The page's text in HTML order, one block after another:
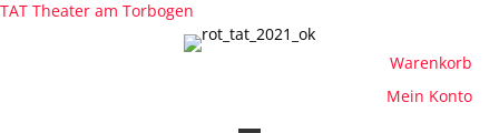
TAT Theater am Torbogen
Warenkorb
Mein Konto